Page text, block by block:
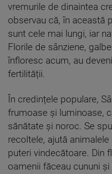
vremurile de dinaintea
observau că, în această
sunt cele mai lungi, iar
Florile de sânziene,
înfloresc acum, au
fertilității.
În credințele populare,
frumoase și luminoase,
sănătate și noroc. Se
recoltele, ajută
puteri vindecătoare. Din
oamenii făceau cununi